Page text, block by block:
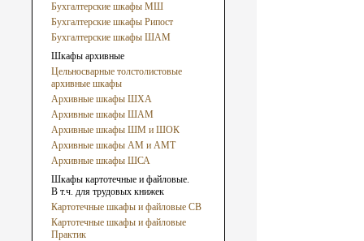
Бухгалтерские шкафы МШ
Бухгалтерские шкафы Рипост
Бухгалтерские шкафы ШАМ
Шкафы архивные
Цельносварные толстолистовые
архивные шкафы
Архивные шкафы ШХА
Архивные шкафы ШАМ
Архивные шкафы ШМ и ШОК
Архивные шкафы АМ и АМТ
Архивные шкафы ШСА
Шкафы картотечные и файловые.
В т.ч. для трудовых книжек
Картотечные шкафы и файловые СВ
Картотечные шкафы и файловые
Практик